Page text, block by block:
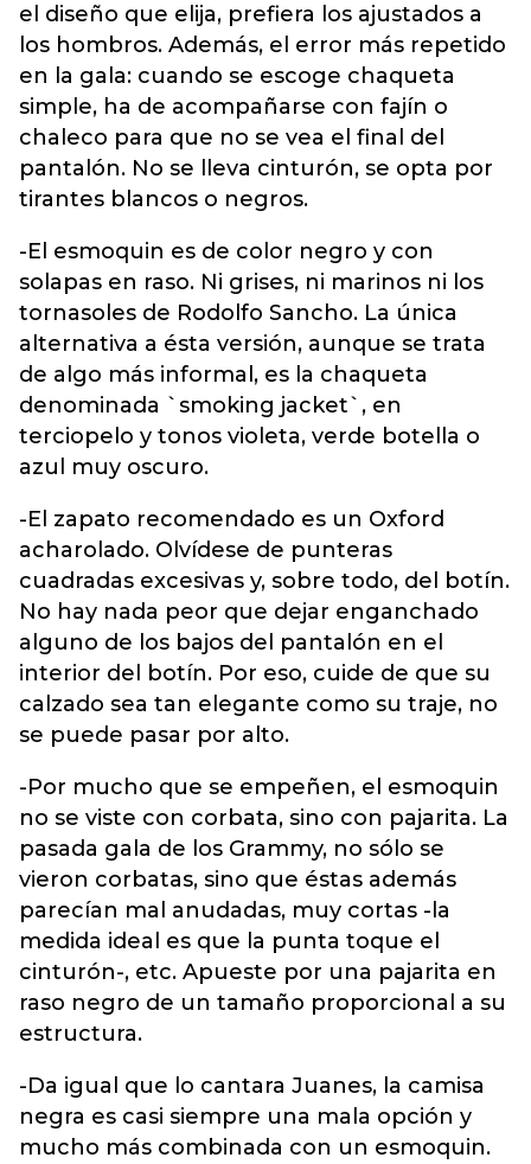
el diseño que elija, prefiera los ajustados a
los hombros. Además, el error más repetido
en la gala: cuando se escoge chaqueta
simple, ha de acompañarse con fajín o
chaleco para que no se vea el final del
pantalón. No se lleva cinturón, se opta por
tirantes blancos o negros.
-El esmoquin es de color negro y con
solapas en raso. Ni grises, ni marinos ni los
tornasoles de Rodolfo Sancho. La única
alternativa a ésta versión, aunque se trata
de algo más informal, es la chaqueta
denominada `smoking jacket`, en
terciopelo y tonos violeta, verde botella o
azul muy oscuro.
-El zapato recomendado es un Oxford
acharolado. Olvídese de punteras
cuadradas excesivas y, sobre todo, del botín.
No hay nada peor que dejar enganchado
alguno de los bajos del pantalón en el
interior del botín. Por eso, cuide de que su
calzado sea tan elegante como su traje, no
se puede pasar por alto.
-Por mucho que se empeñen, el esmoquin
no se viste con corbata, sino con pajarita. La
pasada gala de los Grammy, no sólo se
vieron corbatas, sino que éstas además
parecían mal anudadas, muy cortas -la
medida ideal es que la punta toque el
cinturón-, etc. Apueste por una pajarita en
raso negro de un tamaño proporcional a su
estructura.
-Da igual que lo cantara Juanes, la camisa
negra es casi siempre una mala opción y
mucho más combinada con un esmoquin.